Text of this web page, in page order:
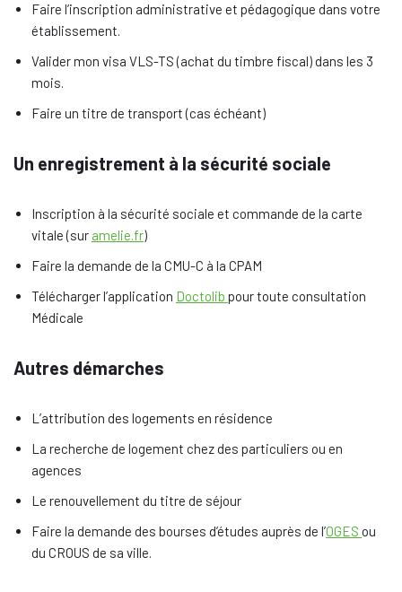
Faire l’inscription administrative et pédagogique dans votre
établissement.
Valider mon visa VLS-TS (achat du timbre fiscal) dans les 3
mois.
Faire un titre de transport (cas échéant)
Un enregistrement à la sécurité sociale
Inscription à la sécurité sociale et commande de la carte
vitale (sur amelie.fr)
Faire la demande de la CMU-C à la CPAM
Télécharger l’application Doctolib pour toute consultation
Médicale
Autres démarches
L’attribution des logements en résidence
La recherche de logement chez des particuliers ou en
agences
Le renouvellement du titre de séjour
Faire la demande des bourses d’études auprès de l’OGES ou
du CROUS de sa ville.